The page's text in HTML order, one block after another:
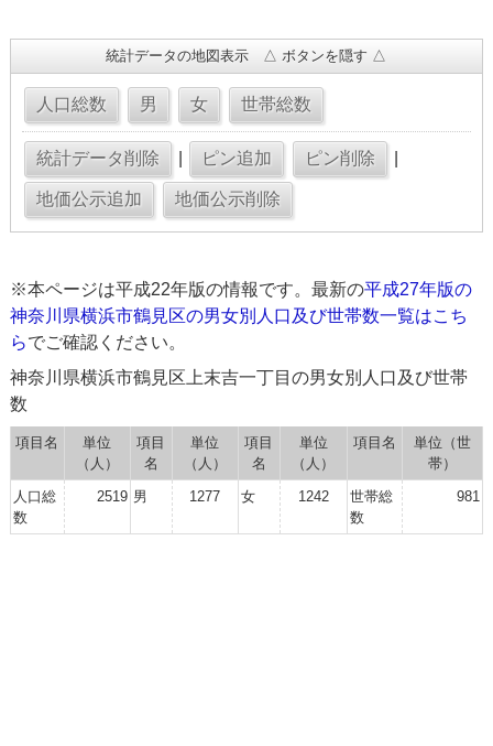
統計データの地図表示 △ ボタンを隠す △
※本ページは平成22年版の情報です。最新の平成27年版の
神奈川県横浜市鶴見区の男女別人口及び世帯数一覧はこち
らでご確認ください。
神奈川県横浜市鶴見区上末吉一丁目の男女別人口及び世帯
数
項目名
単位
（人）
項目
名
単位
（人）
項目
名
単位
（人）
項目名
単位（世
帯）
人口総
数
2519 男 1277 女 1242
世帯総
数
981